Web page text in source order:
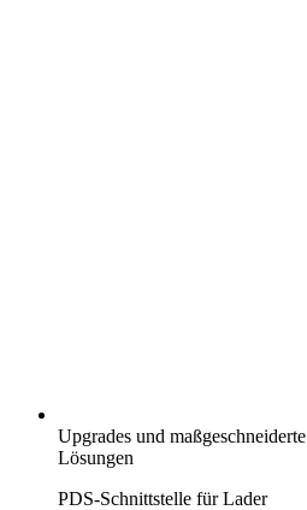
Upgrades und maßgeschneiderte
Lösungen
PDS-Schnittstelle für Lader